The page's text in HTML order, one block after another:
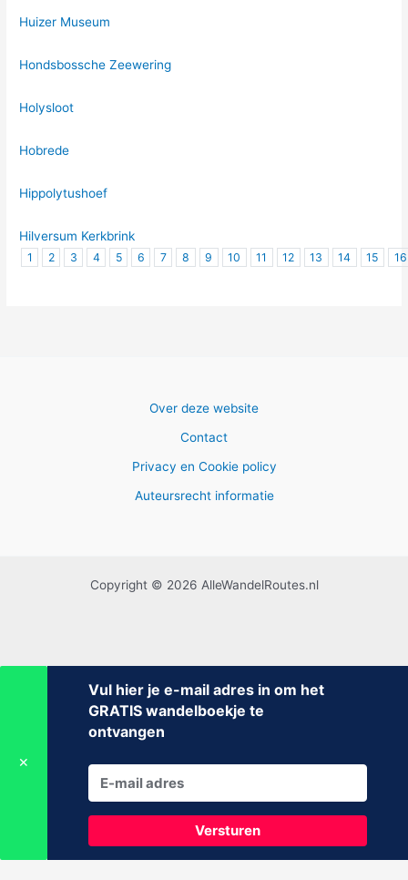
Huizer Museum
Hondsbossche Zeewering
Holysloot
Hobrede
Hippolytushoef
Hilversum Kerkbrink
1 2 3 4 5 6 7 8 9 10 11 12 13 14 15 16
Over deze website
Contact
Privacy en Cookie policy
Auteursrecht informatie
Copyright © 2026 AlleWandelRoutes.nl
✕
Vul hier je e-mail adres in om het
GRATIS wandelboekje te
ontvangen
Versturen